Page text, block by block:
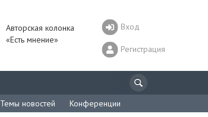
Авторская колонка
«Есть мнение»
Вход
Регистрация
Темы новостей Конференции